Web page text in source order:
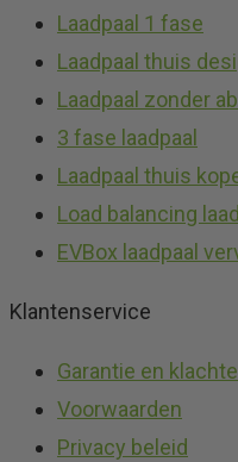
Laadpaal 1 fase
Laadpaal thuis
Laadpaal zonder
3 fase laadpaal
Laadpaal thuis
Load balancing
EVBox laadpaal
Klantenservice
Garantie en
Voorwaarden
Privacy beleid